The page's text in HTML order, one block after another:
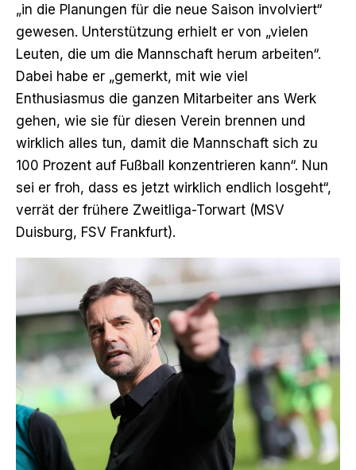
„in die Planungen für die neue Saison involviert“
gewesen. Unterstützung erhielt er von „vielen
Leuten, die um die Mannschaft herum arbeiten“.
Dabei habe er „gemerkt, mit wie viel
Enthusiasmus die ganzen Mitarbeiter ans Werk
gehen, wie sie für diesen Verein brennen und
wirklich alles tun, damit die Mannschaft sich zu
100 Prozent auf Fußball konzentrieren kann“. Nun
sei er froh, dass es jetzt wirklich endlich losgeht“,
verrät der frühere Zweitliga-Torwart (MSV
Duisburg, FSV Frankfurt).